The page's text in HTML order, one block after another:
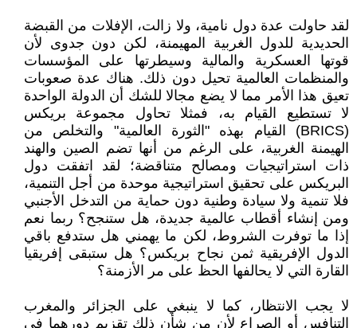
لقد حاولت عدة دول نامية، ولا زالت، الإفلات من القبضة
الحديدية للدول الغربية المهيمنة، لكن دون جدوى لأن
قوتها العسكرية والمالية وسيطرتها على المؤسسات
والمنظمات العالمية تحيل دون ذلك. هناك عدة صعوبات
تعيق هذا الأمر مما لا يضع مجالا للشك أن الدولة الواحدة
لا تستطيع القيام به، فمثلا تحاول مجموعة بريكس
(BRICS) القيام بهذه "الثورة العالمية" والتخلص من
الهيمنة الغربية، على الرغم من أنها تضم الصين والهند
ذات استراتيجيات ومصالح متناقضة؛ لقد اتفقت دول
البريكس على تحقيق استراتيجية موحدة من أجل التنمية،
فلا تنمية ولا سيادة وطنية دون حماية من التدخل الأجنبي
ومن إنشاء أقطاب عالمية جديدة، هل ستنجح؟ ربما نعم
إذا ما توفرت الشروط، لكن ما يهمني هل ستدفع باقي
الدول الإفريقية ثمن نجاح بريكس؟ هل ستبقى إفريقيا
القارة التي لا يحالفها الحظ على مر الأزمنة؟
لا يجب الانتظار، كما لا ينبغي على الجزائر والمغرب
التنافس أو الصراع لأن من شأن ذلك تقزيم دورهما في